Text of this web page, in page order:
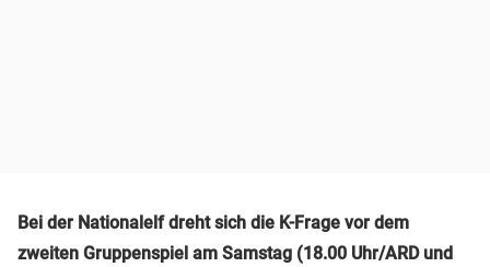
Bei der Nationalelf dreht sich die K-Frage vor dem
zweiten Gruppenspiel am Samstag (18.00 Uhr/ARD und